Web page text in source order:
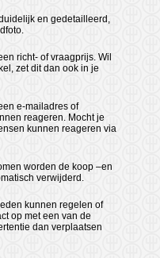
en gedetailleerd,
richt- of vraagprijs. Wil
zet dit dan ook in je
e-mailadres of
reageren. Mocht je
kunnen reageren via
worden de koop –en
verwijderd.
kunnen regelen of
op met een van de
dan verplaatsen